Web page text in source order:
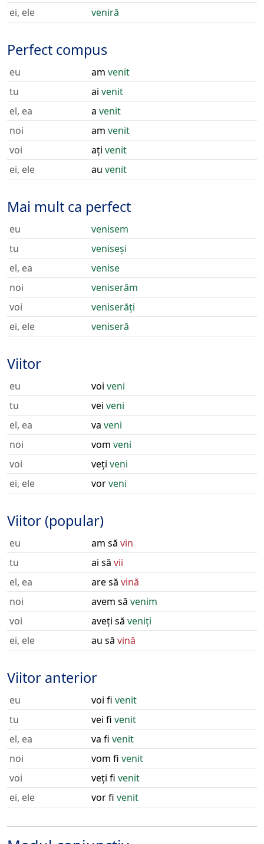
ei, ele
veniră
Perfect compus
eu am venit
tu
ai venit
el, ea
a venit
noi
am venit
voi
ați venit
ei, ele
au venit
Mai mult ca perfect
eu
venisem
tu
veniseși
el, ea
venise
noi
veniserăm
voi
veniserăți
ei, ele
veniseră
Viitor
eu voi veni
tu
vei veni
el, ea
va veni
noi
vom veni
voi
veți veni
ei, ele
vorveni
Viitor (popular)
eu am să vin
tu
ai să vii
el, ea
are să vină
noi
avem să venim
voi
aveți să veniți
ei, ele
au să vină
Viitor anterior
eu voi fi venit
tu
vei fi venit
el, ea
va fi venit
noi
vom fi venit
voi
veți fi venit
ei, ele
vor fi venit